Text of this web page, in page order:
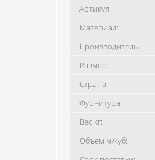
Артикул:
Материал:
Производитель:
Размер:
Страна:
Фурнитура:
Вес кг:
Объем м/куб: